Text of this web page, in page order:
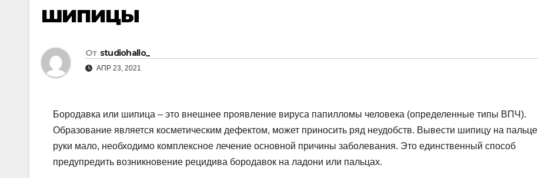
шипицы
От studiohallo_
АПР 23, 2021
Бородавка или шипица – это внешнее проявление вируса папилломы человека (определенные типы ВПЧ).
Образование является косметическим дефектом, может приносить ряд неудобств. Вывести шипицу на пальце
руки мало, необходимо комплексное лечение основной причины заболевания. Это единственный способ
предупредить возникновение рецидива бородавок на ладони или пальцах.